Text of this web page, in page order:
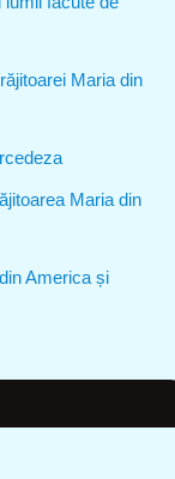
Maria din
Maria din
America și